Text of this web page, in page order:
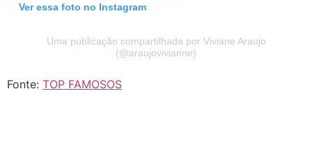
Ver essa foto no Instagram
Uma publicação compartilhada por Viviane Araujo
(@araujovivianne)
Fonte: TOP FAMOSOS